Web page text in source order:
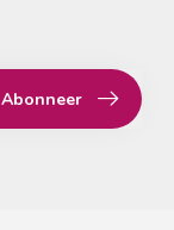
Abonneer